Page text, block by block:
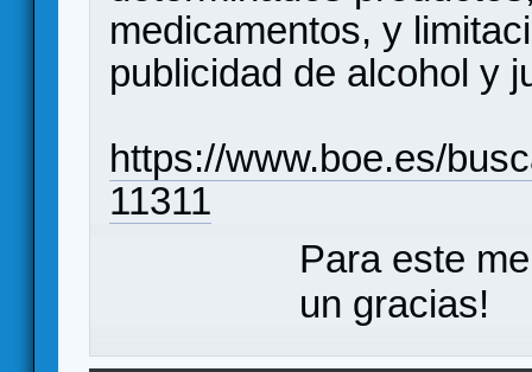
medicamentos, y
publicidad de alcohol y
https://www.boe.es/
11311
Para este
un gracias!